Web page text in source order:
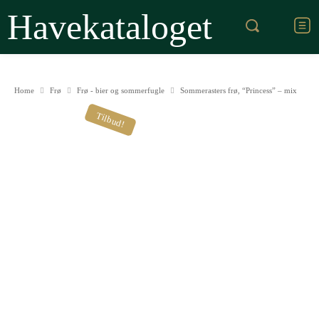
Havekataloget
Home Frø Frø - bier og sommerfugle Sommerasters frø, “Princess” – mix
Tilbud!